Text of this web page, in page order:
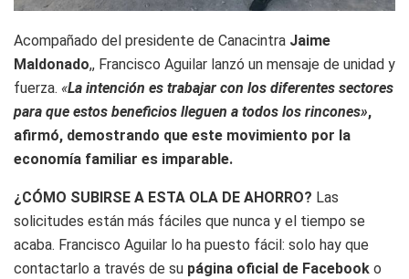
Acompañado del presidente de Canacintra Jaime
Maldonado,, Francisco Aguilar lanzó un mensaje de unidad y
fuerza. «La intención es trabajar con los diferentes sectores
para que estos beneficios lleguen a todos los rincones»,
afirmó, demostrando que este movimiento por la
economía familiar es imparable.
¿CÓMO SUBIRSE A ESTA OLA DE AHORRO? Las
solicitudes están más fáciles que nunca y el tiempo se
acaba. Francisco Aguilar lo ha puesto fácil: solo hay que
contactarlo a través de su página oficial de Facebook o